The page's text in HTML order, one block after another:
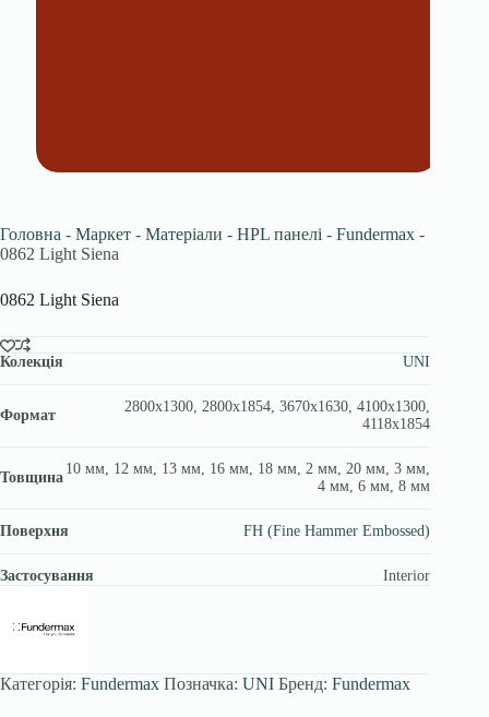
Головна - Маркет - Матеріали - HPL панелі - Fundermax -
0862 Light Siena
0862 Light Siena
Колекція UNI
Формат
2800х1300, 2800х1854, 3670x1630, 4100х1300,
4118х1854
Товщина
10 мм, 12 мм, 13 мм, 16 мм, 18 мм, 2 мм, 20 мм, 3 мм,
4 мм, 6 мм, 8 мм
Поверхня FH (Fine Hammer Embossed)
Застосування Interior
Категорія: Fundermax Позначка: UNI Бренд: Fundermax